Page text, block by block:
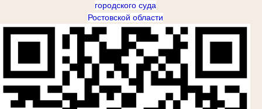
городского суда
Ростовской области